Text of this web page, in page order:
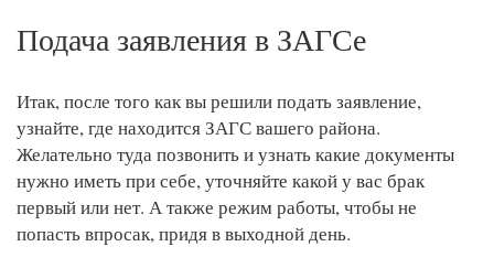
Подача заявления в ЗАГСе
Итак, после того как вы решили подать заявление,
узнайте, где находится ЗАГС вашего района.
Желательно туда позвонить и узнать какие документы
нужно иметь при себе, уточняйте какой у вас брак
первый или нет. А также режим работы, чтобы не
попасть впросак, придя в выходной день.